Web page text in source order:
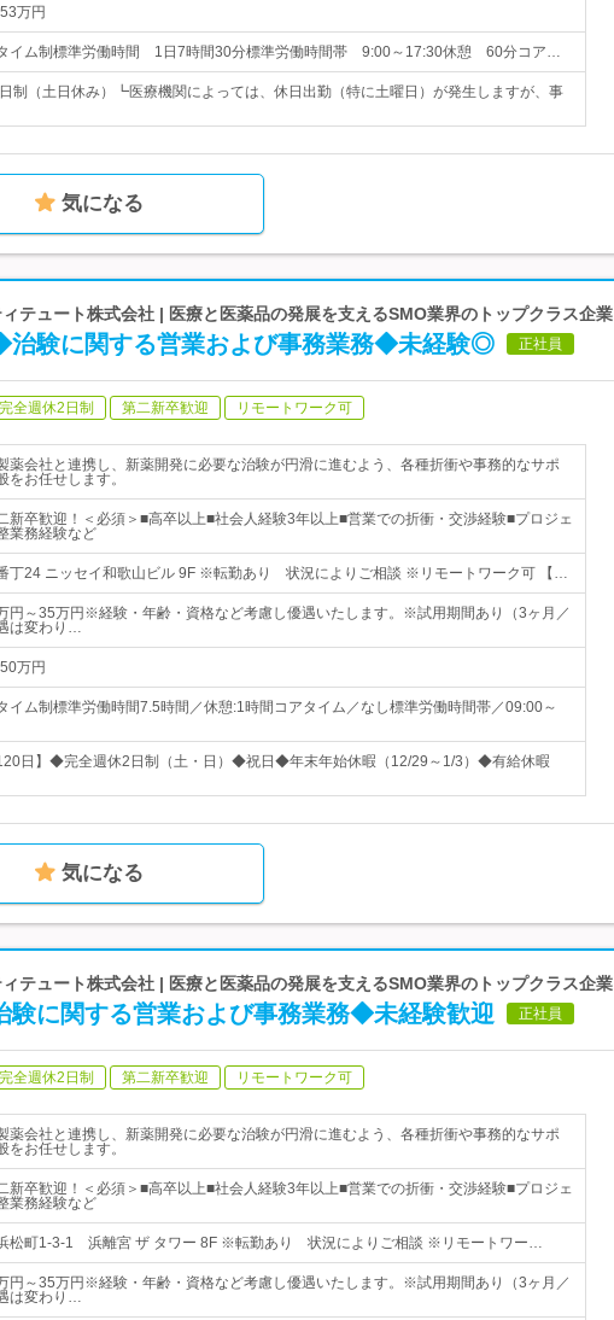
万円
イム制標準労働時間 1日7時間30分標準労働時間帯 9:00～17:30休憩 60分コア…
制（土日休み）┗医療機関によっては、休日出勤（特に土曜日）が発生しますが、事
気になる
テュート株式会社 | 医療と医薬品の発展を支えるSMO業界のトップクラス企業
治験に関する営業および事務業務◆未経験◎ 正社員
完全週休2日制 第二新卒歓迎 リモートワーク可
薬会社と連携し、新薬開発に必要な治験が円滑に進むよう、各種折衝や事務的なサポ
をお任せします。
新卒歓迎！＜必須＞■高卒以上■社会人経験3年以上■営業での折衝・交渉経験■プロジェ
業務経験など
丁24 ニッセイ和歌山ビル 9F ※転勤あり 状況によりご相談 ※リモートワーク可 【…
円～35万円※経験・年齢・資格など考慮し優遇いたします。※試用期間あり（3ヶ月／
は変わり…
万円
イム制標準労働時間7.5時間／休憩:1時間コアタイム／なし標準労働時間帯／09:00～
120日】◆完全週休2日制（土・日）◆祝日◆年末年始休暇（12/29～1/3）◆有給休暇
気になる
テュート株式会社 | 医療と医薬品の発展を支えるSMO業界のトップクラス企業
験に関する営業および事務業務◆未経験歓迎 正社員
完全週休2日制 第二新卒歓迎 リモートワーク可
薬会社と連携し、新薬開発に必要な治験が円滑に進むよう、各種折衝や事務的なサポ
をお任せします。
新卒歓迎！＜必須＞■高卒以上■社会人経験3年以上■営業での折衝・交渉経験■プロジェ
業務経験など
松町1-3-1 浜離宮 ザ タワー 8F ※転勤あり 状況によりご相談 ※リモートワー…
円～35万円※経験・年齢・資格など考慮し優遇いたします。※試用期間あり（3ヶ月／
は変わり…